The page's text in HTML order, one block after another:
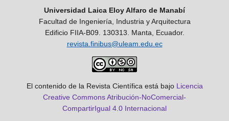
Universidad Laica Eloy Alfaro de Manabí
Facultad de Ingeniería, Industria y Arquitectura
Edificio FIIA-B09. 130313. Manta, Ecuador.
revista.finibus@uleam.edu.ec
El contenido de la Revista Científica está bajo Licencia
Creative Commons Atribución-NoComercial-
CompartirIgual 4.0 Internacional